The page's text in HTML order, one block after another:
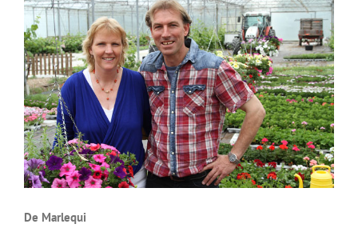
De Marlequi